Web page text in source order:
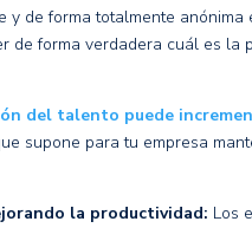
y de forma totalmente
de forma verdadera cuál es la
del talento puede
supone para tu empresa
la productividad: Los